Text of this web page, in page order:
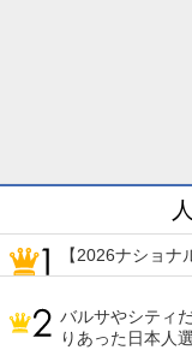
【2026ナショ
バルサやシティ
りあった日本人